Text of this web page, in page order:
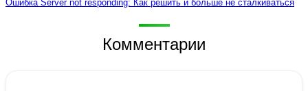
Ошибка Server not responding: Как решить и больше не сталкиваться
Комментарии